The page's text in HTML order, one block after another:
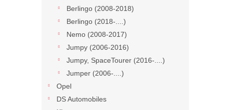
Berlingo (2008-2018)
Berlingo (2018-....)
Nemo (2008-2017)
Jumpy (2006-2016)
Jumpy, SpaceTourer (2016-....)
Jumper (2006-....)
Opel
DS Automobiles